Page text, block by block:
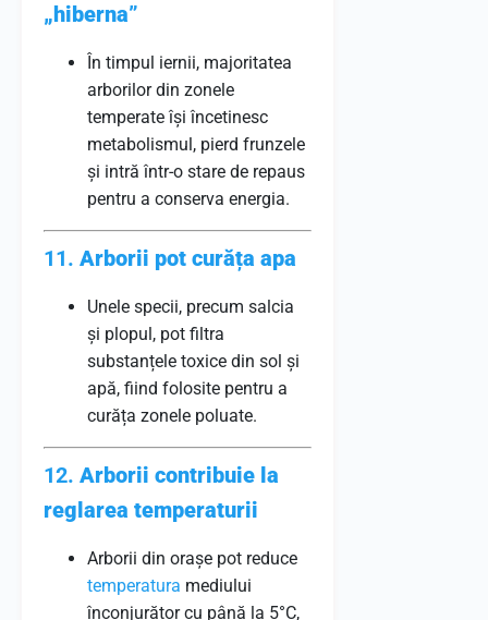
„hiberna”
În timpul iernii, majoritatea
arborilor din zonele
temperate își încetinesc
metabolismul, pierd frunzele
și intră într-o stare de repaus
pentru a conserva energia.
11. Arborii pot curăța apa
Unele specii, precum salcia
și plopul, pot filtra
substanțele toxice din sol și
apă, fiind folosite pentru a
curăța zonele poluate.
12. Arborii contribuie la
reglarea temperaturii
Arborii din orașe pot reduce
temperatura mediului
înconjurător cu până la 5°C,